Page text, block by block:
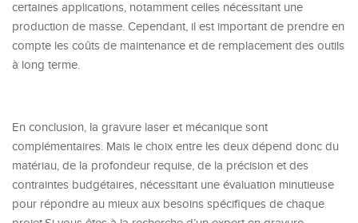
certaines applications, notamment celles nécessitant une
production de masse. Cependant, il est important de prendre en
compte les coûts de maintenance et de remplacement des outils
à long terme.
En conclusion, la gravure laser et mécanique sont
complémentaires. Mais le choix entre les deux dépend donc du
matériau, de la profondeur requise, de la précision et des
contraintes budgétaires, nécessitant une évaluation minutieuse
pour répondre au mieux aux besoins spécifiques de chaque